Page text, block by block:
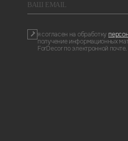
BAШ EMAIL
я согласен на обработку
получение информационных
ForDecor по электронной почте.